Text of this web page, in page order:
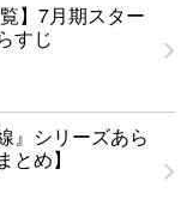
】7月期スター
すじ
』シリーズあら
め】